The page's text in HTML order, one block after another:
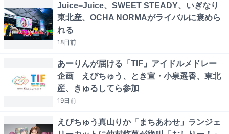
Juice=Juice、SWEET STEADY、いぎなり
東北産、OCHA NORMAがライバルに褒めら
れる
18日前
あーりんが届ける「TIF」アイドルメドレー
企画 えびちゅう、とき宣・小泉遥香、東北
産、きゅるしてら参加
19日前
えびちゅう真山りか「まちあわせ」ランジェ